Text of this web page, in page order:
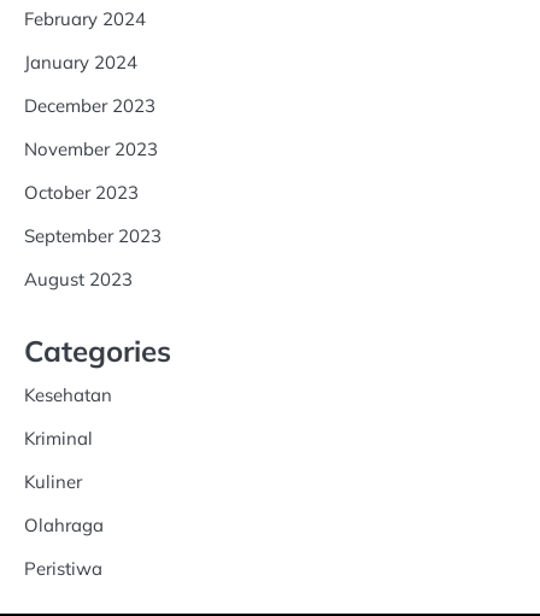
February 2024
January 2024
December 2023
November 2023
October 2023
September 2023
August 2023
Categories
Kesehatan
Kriminal
Kuliner
Olahraga
Peristiwa